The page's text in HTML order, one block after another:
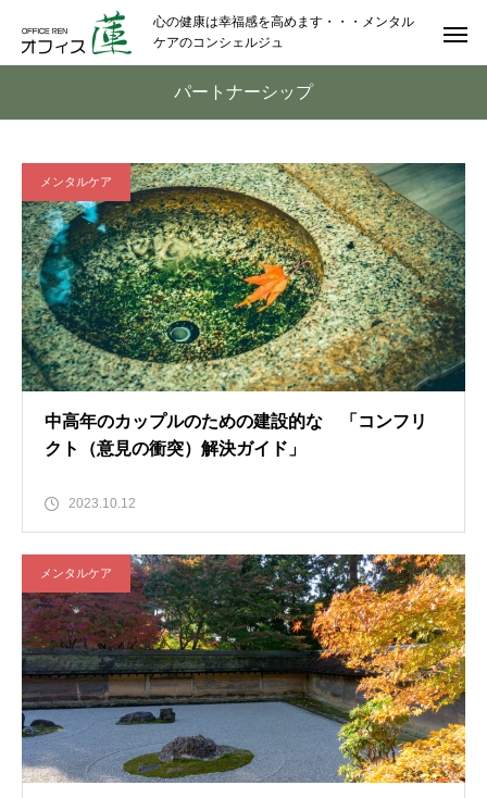
心の健康は幸福感を高めます・・・メンタル
ケアのコンシェルジュ
パートナーシップ
メンタルケア
中高年のカップルのための建設的な 「コンフリ
クト（意見の衝突）解決ガイド」
2023.10.12
メンタルケア